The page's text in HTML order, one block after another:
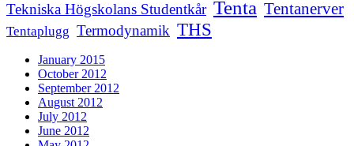
Tekniska Högskolans Studentkår Tenta Tentanerver
Tentaplugg Termodynamik THS
January 2015
October 2012
September 2012
August 2012
July 2012
June 2012